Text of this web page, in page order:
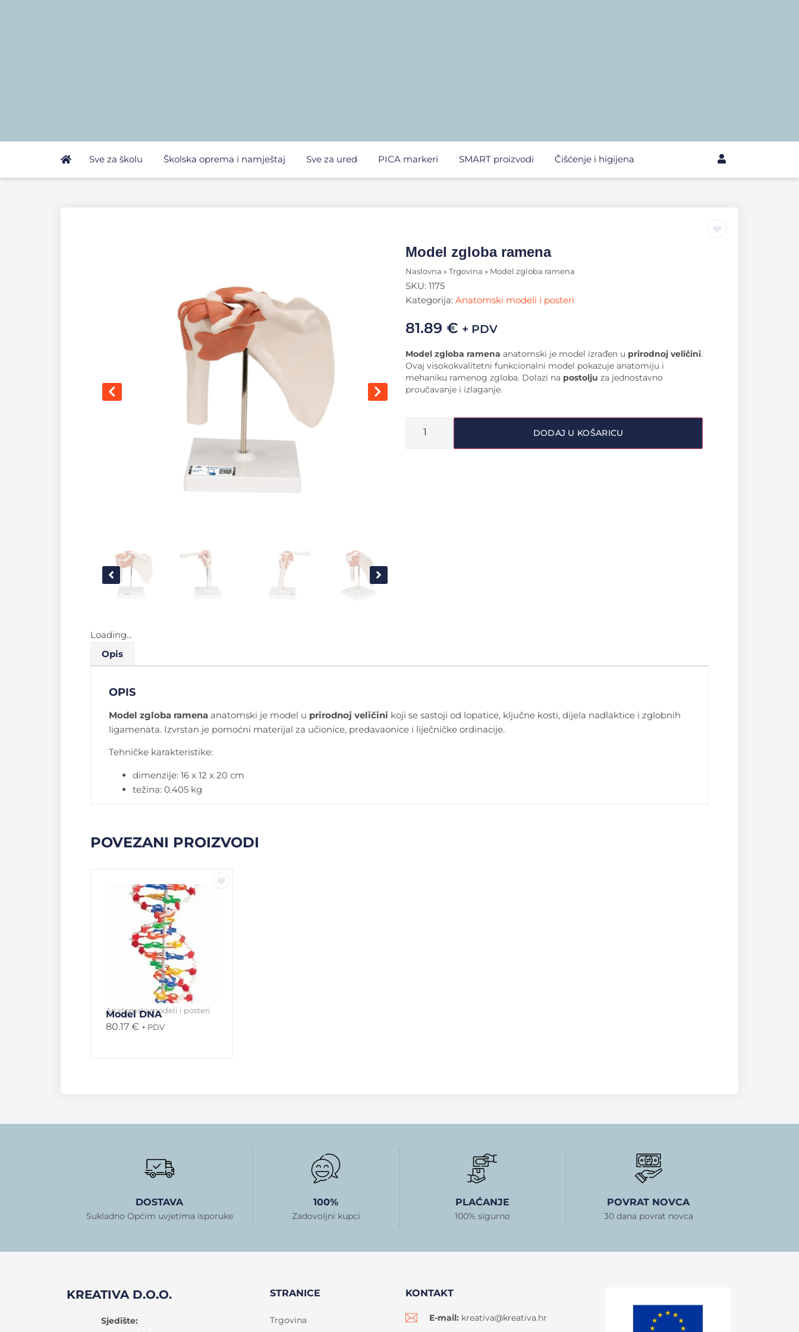
Sve za školu Školska oprema i namještaj Sve za ured PICA markeri SMART proizvodi Čišćenje i higijena
Model zgloba ramena
Naslovna » Trgovina » Model zgloba ramena
SKU: 1175
Kategorija: Anatomski modeli i posteri
81.89 € + PDV
Model zgloba ramena anatomski je model izrađen u prirodnoj veličini.
Ovaj visokokvalitetni funkcionalni model pokazuje anatomiju i
mehaniku ramenog zgloba. Dolazi na postolju za jednostavno
proučavanje i izlaganje.
DODAJ U KOŠARICU
Loading...
Opis
OPIS
Model zgloba ramena anatomski je model u prirodnoj veličini koji se sastoji od lopatice, ključne kosti, dijela nadlaktice i zglobnih
ligamenata. Izvrstan je pomoćni materijal za učionice, predavaonice i liječničke ordinacije.
Tehničke karakteristike:
dimenzije: 16 x 12 x 20 cm
težina: 0.405 kg
POVEZANI PROIZVODI
Anatomski modeli i posteri
Model DNA
80.17 € + PDV
DOSTAVA
Sukladno Općim uvjetima isporuke
100%
Zadovoljni kupci
PLAĆANJE
100% sigurno
POVRAT NOVCA
30 dana povrat novca
KREATIVA D.O.O.
Sjedište:
STRANICE
Trgovina
KONTAKT
E-mail: kreativa@kreativa.hr